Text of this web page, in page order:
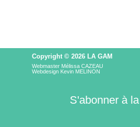
Copyright © 2026 LA GAM
Webmaster Mélissa CAZEAU
Webdesign Kevin MELINON
S'abonner à